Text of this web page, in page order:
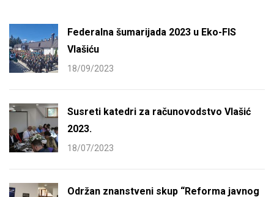
Federalna šumarijada 2023 u Eko-FIS
Vlašiću
18/09/2023
Susreti katedri za računovodstvo Vlašić
2023.
18/07/2023
Održan znanstveni skup “Reforma javnog